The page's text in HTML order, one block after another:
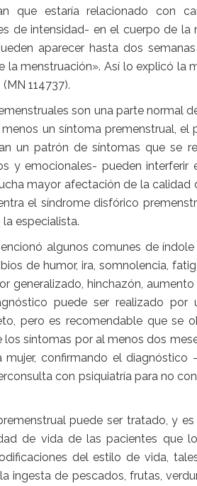
que estaría relacionado con
de intensidad- en el cuerpo de la
aparecer hasta dos
la menstruación». Así lo explicó la
114737).
son una parte normal
un síntoma premenstrual, el
un patrón de síntomas que se
y emocionales- pueden interferir
mayor afectación de la calidad
el síndrome disfórico
especialista.
algunos comunes de
de humor, ira, somnolencia,
generalizado, hinchazón,
puede ser realizado
pero es recomendable que se
síntomas por al menos dos
confirmando el diagnóstico
con psiquiatría para no
puede ser tratado, y
de vida de las pacientes que
del estilo de vida,
ingesta de pescados, frutas,